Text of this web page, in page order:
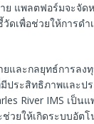
แพลตฟอร์มจะจัด
ดเพื่อช่วยให้การด
ยและกลยุทธ์การล
ประสิทธิภาพและป
River IMS เป็น
วยให้เกิดระบบอัต